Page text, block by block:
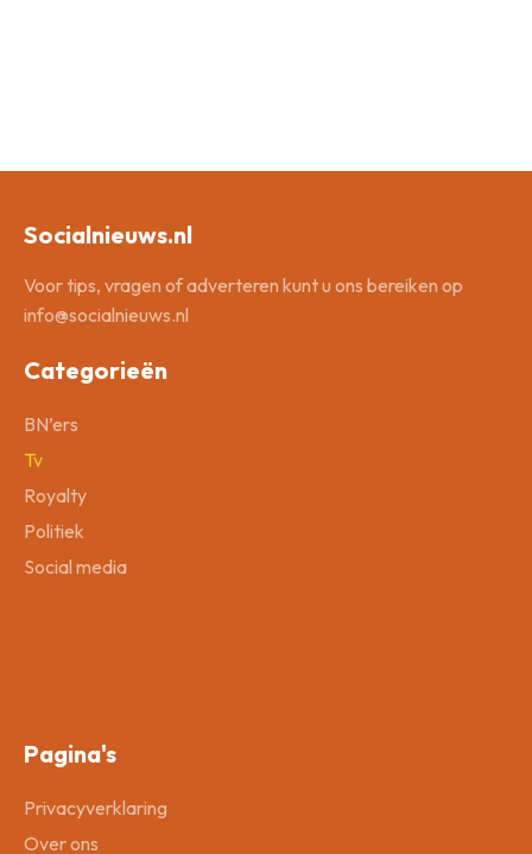
Socialnieuws.nl
Voor tips, vragen of adverteren kunt u ons bereiken op
info@socialnieuws.nl
Categorieën
BN’ers
Tv
Royalty
Politiek
Social media
Pagina's
Privacyverklaring
Over ons